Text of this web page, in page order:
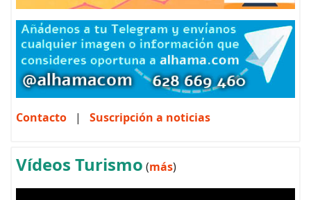
Contacto | Suscripción a noticias
Vídeos Turismo (más)